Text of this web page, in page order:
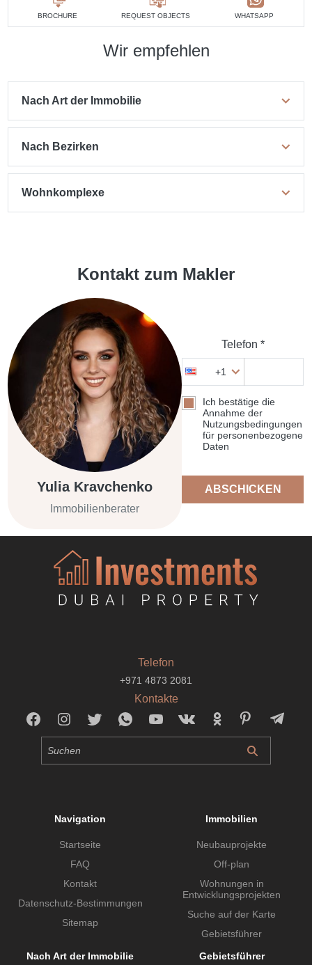
BROCHURE REQUEST OBJECTS WHATSAPP
Wir empfehlen
Nach Art der Immobilie
Nach Bezirken
Wohnkomplexe
Kontakt zum Makler
Yulia Kravchenko
Immobilienberater
Telefon *
+1
Ich bestätige die
Annahme der
Nutzungsbedingungen
für personenbezogene
Daten
ABSCHICKEN
Telefon
+971 4873 2081
Kontakte
Navigation
Startseite
FAQ
Kontakt
Datenschutz-Bestimmungen
Sitemap
Immobilien
Neubauprojekte
Off-plan
Wohnungen in
Entwicklungsprojekten
Suche auf der Karte
Gebietsführer
Nach Art der Immobilie
Gebietsführer